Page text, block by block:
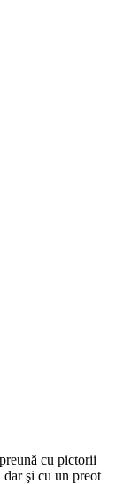
cu pictorii
şi cu un preot